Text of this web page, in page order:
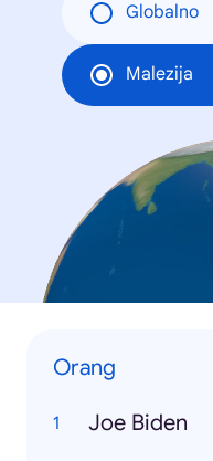
Globalno
Malezija
Orang
Joe Biden